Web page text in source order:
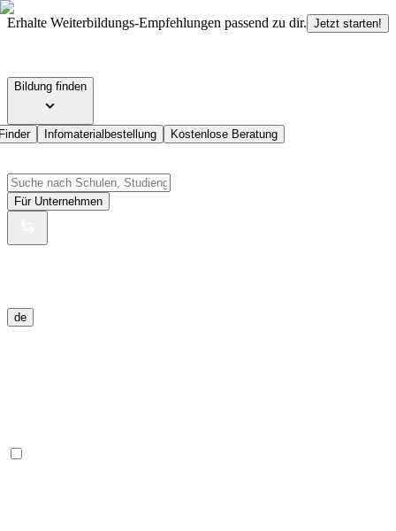
Erhalte Weiterbildungs-Empfehlungen passend zu dir. Jetzt starten!
Bildung finden
Infomaterialbestellung Kostenlose Beratung
Für Unternehmen
de